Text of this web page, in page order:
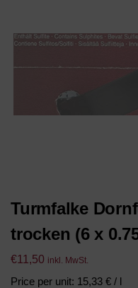
Turmfalke
trocken (6 x
€11,50 inkl. MwSt.
Price per unit: 15,33 € / l